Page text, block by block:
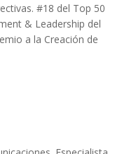
#18 del Top 50
& Leadership del
a la Creación de